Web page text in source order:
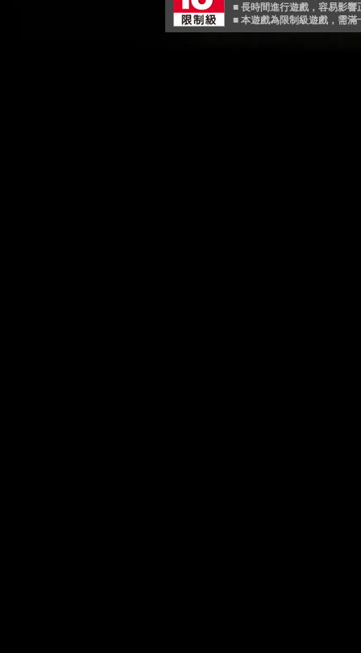
■ 長時間進行遊戲，容易影
■ 本遊戲為限制級遊戲，需